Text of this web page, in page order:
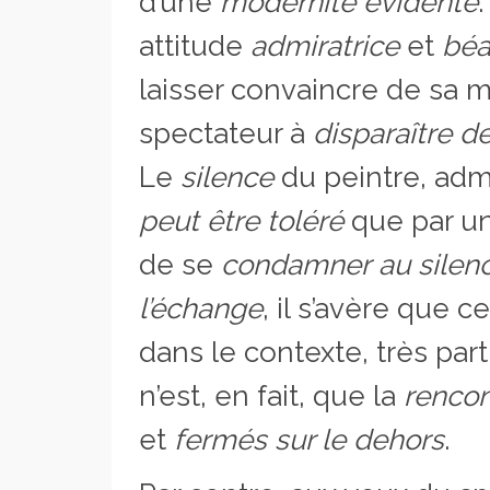
attitude admiratriceet
laisser convaincre de sa
spectateur à disparaître
Le silencedu peintre,
peut être toléréque par
de se condamner au
l’échange, il s’avère que
dans le contexte, très
n’est, en fait, que la
et fermés sur le dehors.